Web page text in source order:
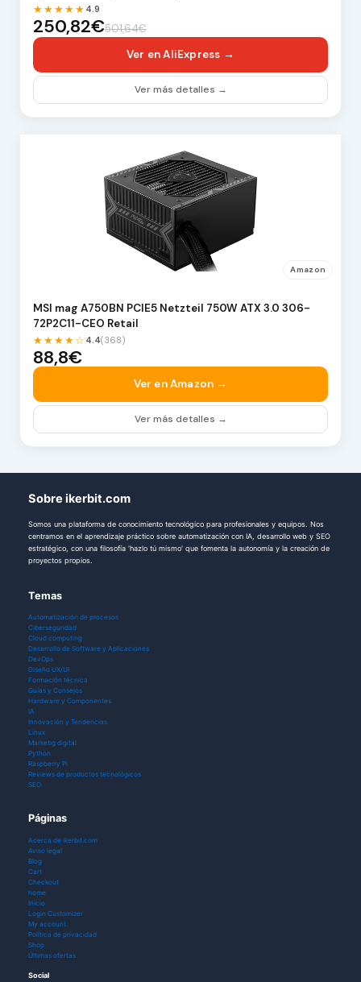
★★★★★ 4.9
250,82€501,64€
Ver en AliExpress →
Ver más detalles →
Amazon
MSI mag A750BN PCIE5 Netzteil 750W ATX 3.0 306-
72P2C11-CEO Retail
★★★★☆ 4.4(368)
88,8€
Ver en Amazon →
Ver más detalles →
Sobre ikerbit.com
Somos una plataforma de conocimiento tecnológico para profesionales y equipos. Nos
centramos en el aprendizaje práctico sobre automatización con IA, desarrollo web y SEO
estratégico, con una filosofía 'hazlo tú mismo' que fomenta la autonomía y la creación de
proyectos propios.
Temas
Automatización de procesos
Ciberseguridad
Cloud computing
Desarrollo de Software y Aplicaciones
DevOps
Diseño UX/UI
Formación técnica
Guías y Consejos
Hardware y Componentes
IA
Innovación y Tendencias
Linux
Marketig digital
Python
Raspberry Pi
Reviews de productos tecnológicos
SEO
Páginas
Acerca de ikerbit.com
Aviso legal
Blog
Cart
Checkout
home
Inicio
Login Customizer
My account
Política de privacidad
Shop
Últimas ofertas
Social